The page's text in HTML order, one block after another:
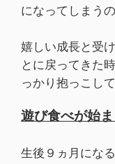
になってしまうの
嬉しい成長と受
とに戻ってきた
っかり抱っこし
遊び食べが始
生後９ヵ月にな